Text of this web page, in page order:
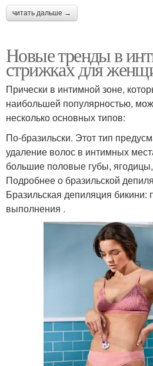
читать дальше →
Новые тренды в
стрижках для
Прически в интимной зоне,
наибольшей популярностью,
несколько основных типов:
По-бразильски. Этот тип
удаление волос в интимных
большие половые губы,
Подробнее о бразильской
Бразильская депиляция бикини:
выполнения .